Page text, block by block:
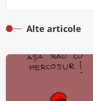
Alte articole